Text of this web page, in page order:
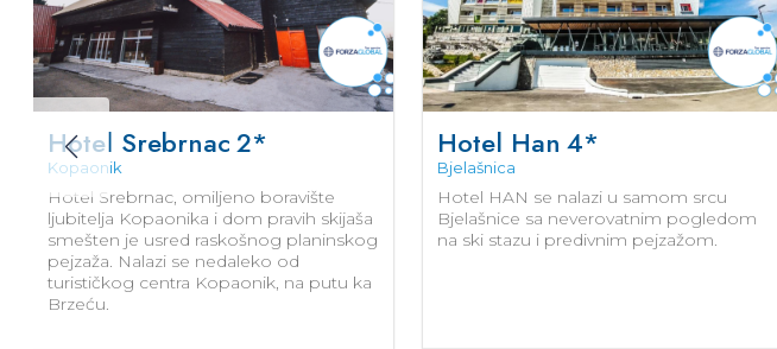
Hotel Srebrnac 2*
Kopaonik
Hotel Srebrnac, omiljeno boravište
ljubitelja Kopaonika i dom pravih skijaša
smešten je usred raskošnog planinskog
pejzaža. Nalazi se nedaleko od
turističkog centra Kopaonik, na putu ka
Brzeću.
Hotel Han 4*
Bjelašnica
Hotel HAN se nalazi u samom srcu
Bjelašnice sa neverovatnim pogledom
na ski stazu i predivnim pejzažom.